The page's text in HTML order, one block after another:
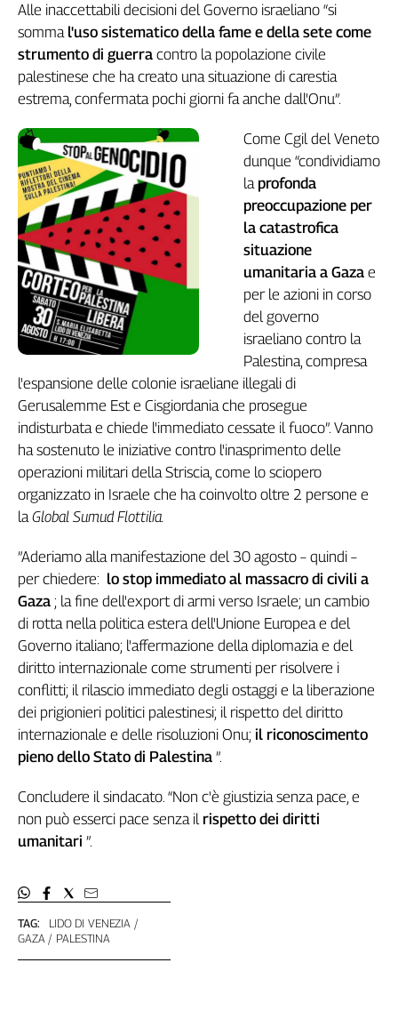
Collettiva
Academy
Collettiva
Play
Rubriche
Collettiva
La
settimana
Collettiva
Girasoli
Il
Sassolino
Linea
Economica
Tech
Easy
Inserti
Idea
Diffusa
InFlai
trasmissioni
tv
Work
Progress
L'Italia
nel
Lavoro
Territori
Abruzzo-
Alto
Adige
Basilicata
Campania
Romagna
TAG:
LIDO DI VENEZIA
GAZA
PALESTINA
Alle inaccettabili decisioni del Governo israeliano “si
somma l'uso sistematico della fame e della sete come
strumento di guerra contro la popolazione civile
palestinese che ha creato una situazione di carestia
estrema, confermata pochi giorni fa anche dall'Onu”.
Come Cgil del Veneto
dunque “condividiamo
la profonda
preoccupazione per
la catastrofica
situazione
umanitaria a Gaza e
per le azioni in corso
del governo
israeliano contro la
Palestina, compresa
l'espansione delle colonie israeliane illegali di
Gerusalemme Est e Cisgiordania che prosegue
indisturbata e chiede l'immediato cessate il fuoco”. Vanno
ha sostenuto le iniziative contro l'inasprimento delle
operazioni militari della Striscia, come lo sciopero
organizzato in Israele che ha coinvolto oltre 2 persone e
laGlobal Sumud Flottilia.
”Aderiamo alla manifestazione del 30 agosto – quindi –
per chiedere: lo stop immediato al massacro di civili a
Gaza ; la fine dell'export di armi verso Israele; un cambio
di rotta nella politica estera dell'Unione Europea e del
Governo italiano; l'affermazione della diplomazia e del
diritto internazionale come strumenti per risolvere i
conflitti; il rilascio immediato degli ostaggi e la liberazione
dei prigionieri politici palestinesi; il rispetto del diritto
internazionale e delle risoluzioni Onu; il riconoscimento
pieno dello Stato di Palestina ”.
Concludere il sindacato. “Non c'è giustizia senza pace, e
non può esserci pace senza il rispetto dei diritti
umanitari ”.